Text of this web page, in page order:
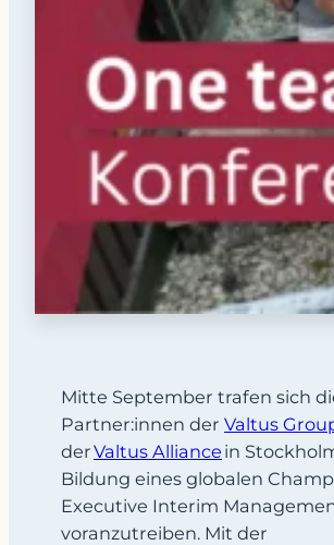
Mitte September trafen sich
Partner:innen der Valtus
derValtus Alliance in
Bildung eines globalen
Executive Interim
voranzutreiben. Mit der